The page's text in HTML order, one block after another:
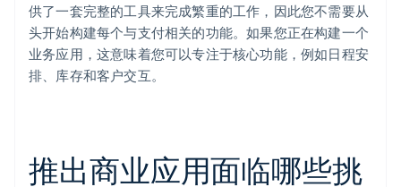
供了一套完整的工具来完成繁重的工作，因此您不需要从
头开始构建每个与支付相关的功能。如果您正在构建一个
业务应用，这意味着您可以专注于核心功能，例如日程安
排、库存和客户交互。
推出商业应用面临哪些挑